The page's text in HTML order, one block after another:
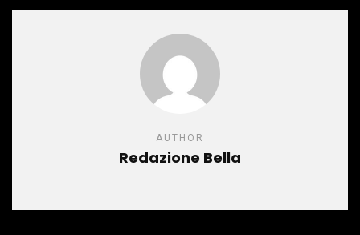
AUTHOR
Redazione Bella